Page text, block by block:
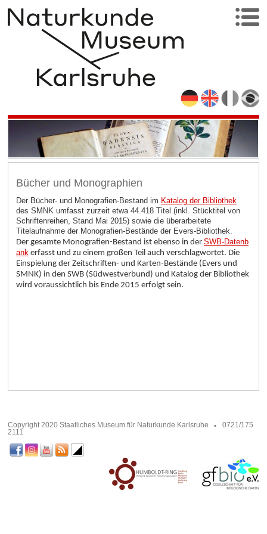
Bücher und Monographien
Der Bücher- und Monografien-Bestand im Katalog der Bibliothek
des SMNK umfasst zurzeit etwa 44.418 Titel (inkl. Stücktitel von
Schriftenreihen, Stand Mai 2015) sowie die überarbeitete
Titelaufnahme der Monografien-Bestände der Evers-Bibliothek.
Der gesamte Monografien-Bestand ist ebenso in der SWB-Datenb
ankerfasst und zu einem großen Teil auch verschlagwortet. Die
Einspielung der Zeitschriften- und Karten-Bestände (Evers und
SMNK) in den SWB (Südwestverbund) und Katalog der Bibliothek
wird voraussichtlich bis Ende 2015 erfolgt sein.
Copyright 2020 Staatliches Museum für Naturkunde Karlsruhe
0721/175
2111